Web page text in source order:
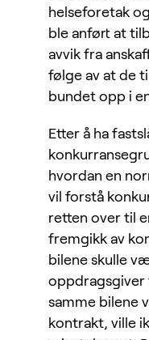
helseforetak
ble anført at
avvik fra
følge av at de
bundet opp i
Etter å ha
hvordan en
vil forstå
retten over til
fremgikk av
bilene skulle
oppdragsgiver
samme bilene
kontrakt, ville